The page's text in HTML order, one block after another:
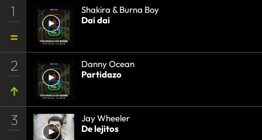
1
Shakira & Burna Boy
Dai dai
2
Danny Ocean
Partidazo
3
Jay Wheeler
De lejitos